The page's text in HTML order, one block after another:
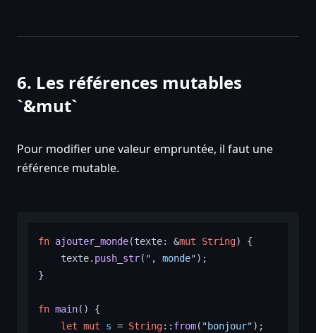
6. Les références mutables
`&mut`
Pour modifier une valeur empruntée, il faut une
référence mutable.
fn ajouter_monde(texte: &mut String) {
    texte.
push_str( ", monde");
}
fn main() {
let mut s = String:: from( "bonjour");